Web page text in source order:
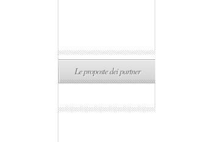
Le proposte dei partner